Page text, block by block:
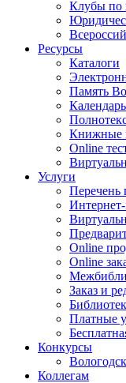
Клубы по
Ресурсы
Каталоги
Память
Книжные
Online
Услуги
Перечень
Online
Online
Заказ и
Платные
Конкурсы
Коллегам